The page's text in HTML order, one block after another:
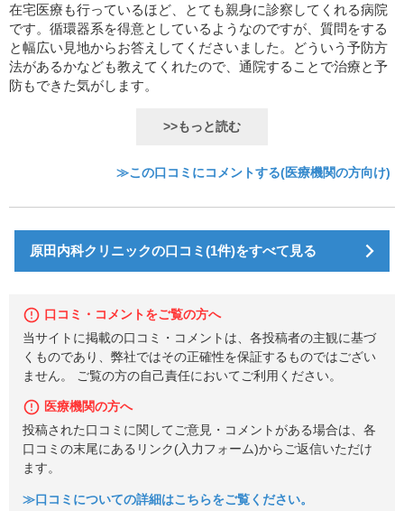
在宅医療も行っているほど、とても親身に診察してくれる病院
です。循環器系を得意としているようなのですが、質問をする
と幅広い見地からお答えしてくださいました。どういう予防方
法があるかなども教えてくれたので、通院することで治療と予
防もできた気がします。
>>もっと読む
≫この口コミにコメントする(医療機関の方向け)
原田内科クリニックの口コミ(1件)をすべて見る
口コミ・コメントをご覧の方へ
当サイトに掲載の口コミ・コメントは、各投稿者の主観に基づ
くものであり、弊社ではその正確性を保証するものではござい
ません。 ご覧の方の自己責任においてご利用ください。
医療機関の方へ
投稿された口コミに関してご意見・コメントがある場合は、各
口コミの末尾にあるリンク(入力フォーム)からご返信いただけ
ます。
≫口コミについての詳細はこちらをご覧ください。